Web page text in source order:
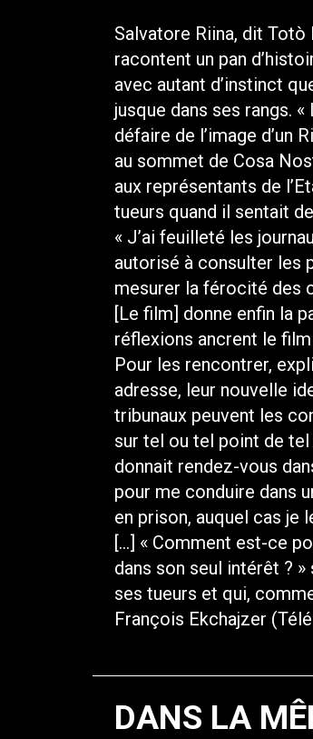
Salvatore Riina, dit Totò
racontent un pan
avec autant d’instinct
jusque dans ses rangs.
défaire de l’image d’un
au sommet de Cosa
aux représentants de
tueurs quand il sentait
« J’ai feuilleté les
autorisé à consulter les
mesurer la férocité des
[Le film] donne enfin la
réflexions ancrent le
Pour les rencontrer,
adresse, leur nouvelle
tribunaux peuvent les
sur tel ou tel point de
donnait rendez-vous
pour me conduire dans
en prison, auquel cas je
[…] « Comment est-ce
dans son seul intérêt ? »
ses tueurs et qui,
François Ekchajzer
DANS LA